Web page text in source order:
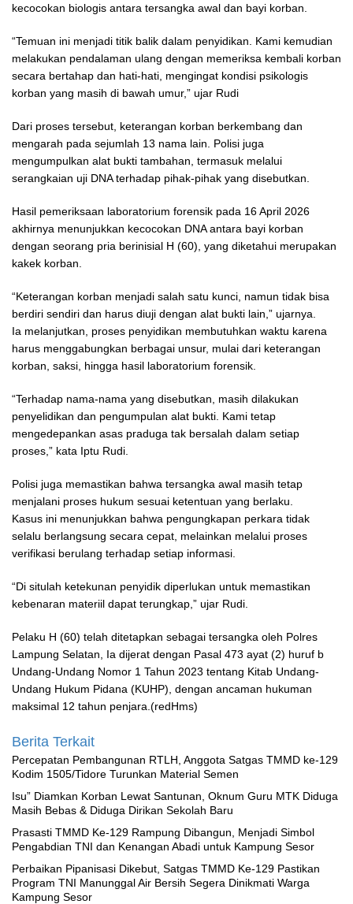
kecocokan biologis antara tersangka awal dan bayi korban.
“Temuan ini menjadi titik balik dalam penyidikan. Kami kemudian
melakukan pendalaman ulang dengan memeriksa kembali korban
secara bertahap dan hati-hati, mengingat kondisi psikologis
korban yang masih di bawah umur,” ujar Rudi
Dari proses tersebut, keterangan korban berkembang dan
mengarah pada sejumlah 13 nama lain. Polisi juga
mengumpulkan alat bukti tambahan, termasuk melalui
serangkaian uji DNA terhadap pihak-pihak yang disebutkan.
Hasil pemeriksaan laboratorium forensik pada 16 April 2026
akhirnya menunjukkan kecocokan DNA antara bayi korban
dengan seorang pria berinisial H (60), yang diketahui merupakan
kakek korban.
“Keterangan korban menjadi salah satu kunci, namun tidak bisa
berdiri sendiri dan harus diuji dengan alat bukti lain,” ujarnya.
Ia melanjutkan, proses penyidikan membutuhkan waktu karena
harus menggabungkan berbagai unsur, mulai dari keterangan
korban, saksi, hingga hasil laboratorium forensik.
“Terhadap nama-nama yang disebutkan, masih dilakukan
penyelidikan dan pengumpulan alat bukti. Kami tetap
mengedepankan asas praduga tak bersalah dalam setiap
proses,” kata Iptu Rudi.
Polisi juga memastikan bahwa tersangka awal masih tetap
menjalani proses hukum sesuai ketentuan yang berlaku.
Kasus ini menunjukkan bahwa pengungkapan perkara tidak
selalu berlangsung secara cepat, melainkan melalui proses
verifikasi berulang terhadap setiap informasi.
“Di situlah ketekunan penyidik diperlukan untuk memastikan
kebenaran materiil dapat terungkap,” ujar Rudi.
Pelaku H (60) telah ditetapkan sebagai tersangka oleh Polres
Lampung Selatan, Ia dijerat dengan Pasal 473 ayat (2) huruf b
Undang-Undang Nomor 1 Tahun 2023 tentang Kitab Undang-
Undang Hukum Pidana (KUHP), dengan ancaman hukuman
maksimal 12 tahun penjara.(redHms)
Berita Terkait
Percepatan Pembangunan RTLH, Anggota Satgas TMMD ke-129
Kodim 1505/Tidore Turunkan Material Semen
‎Isu” Diamkan Korban Lewat Santunan, Oknum Guru MTK Diduga
Masih Bebas & Diduga Dirikan Sekolah Baru
Prasasti TMMD Ke-129 Rampung Dibangun, Menjadi Simbol
Pengabdian TNI dan Kenangan Abadi untuk Kampung Sesor
Perbaikan Pipanisasi Dikebut, Satgas TMMD Ke-129 Pastikan
Program TNI Manunggal Air Bersih Segera Dinikmati Warga
Kampung Sesor